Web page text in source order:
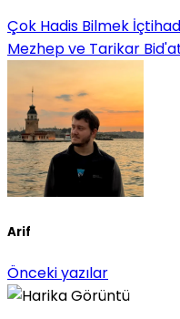
Çok Hadis Bilmek
Mezhep ve Tarikar
Arif
Önceki yazılar